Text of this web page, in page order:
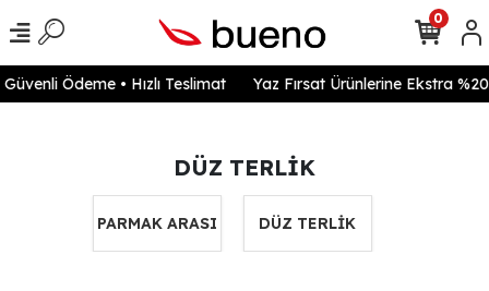
Ödeme • Hızlı Teslimat Yaz Fırsat Ürünlerine Ekstra %20
0
DÜZ TERLİK
PARMAK ARASI DÜZ TERLİK